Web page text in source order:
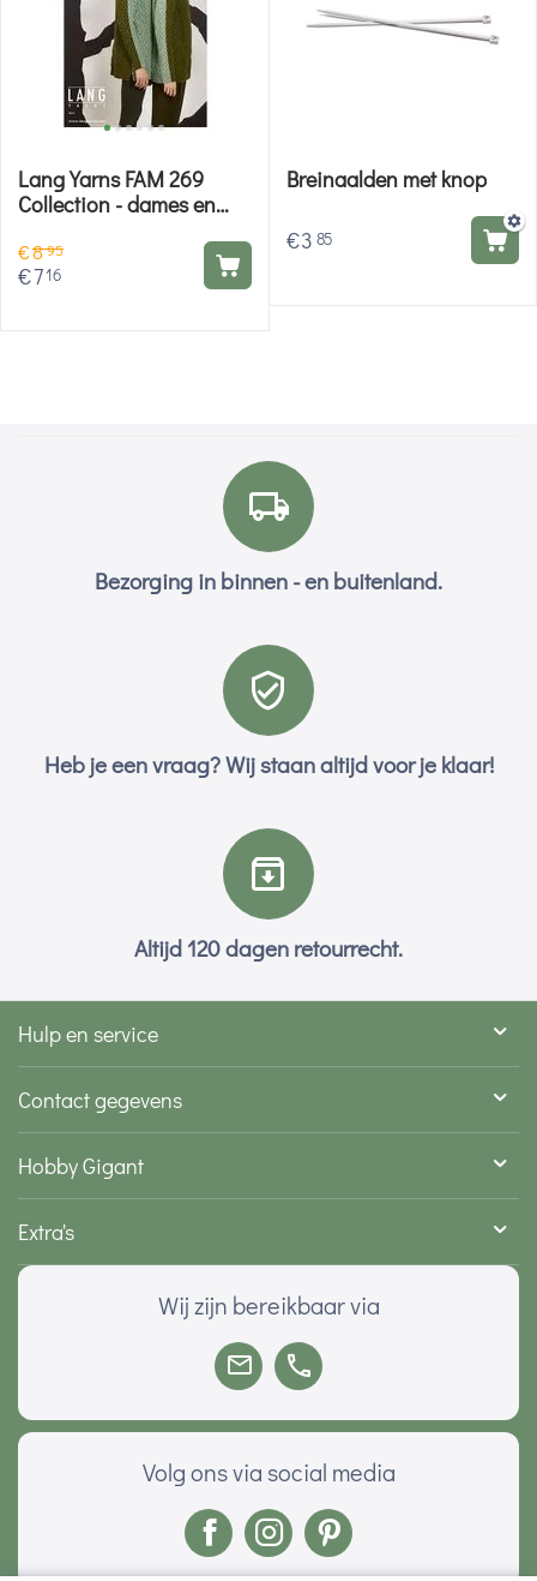
Lang Yarns FAM 269
Collection - dames en
€895
€716
Breinaalden met knop
€3 85
Bezorging in binnen - en buitenland.
Heb je een vraag? Wij staan altijd voor je klaar!
Altijd 120 dagen retourrecht.
Hulp en service
Contact gegevens
Hobby Gigant
Extra's
Wij zijn bereikbaar via
Volg ons via social media